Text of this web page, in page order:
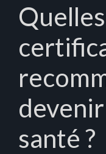
Quelles
santé ?